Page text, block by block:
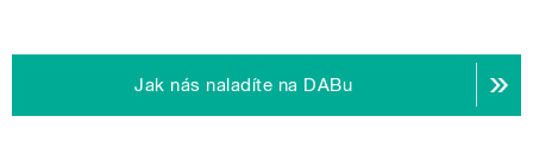
Jak nás naladíte na DABu